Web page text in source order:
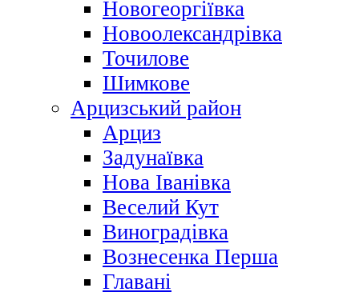
Новогеоргіївка
Новоолександрівка
Точилове
Шимкове
Арцизський район
Арциз
Задунаївка
Нова Іванівка
Веселий Кут
Виноградівка
Вознесенка Перша
Главані